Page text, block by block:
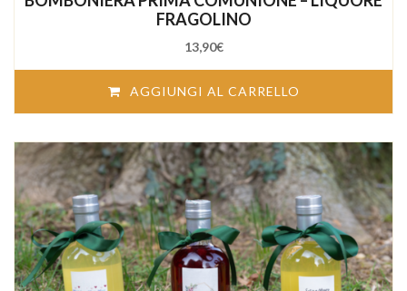
5FRAGOLINO
13,90€
AGGIUNGI AL CARRELLO